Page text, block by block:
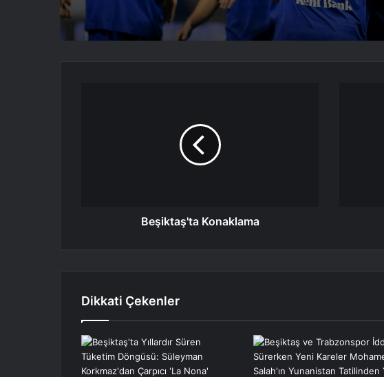
Beşiktaş'ta Konaklama
Dikkati Çekenler